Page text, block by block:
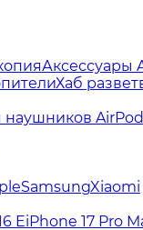
Аксессуары
Хаб
наушников
SamsungXiaomi
EiPhone 17 Pro